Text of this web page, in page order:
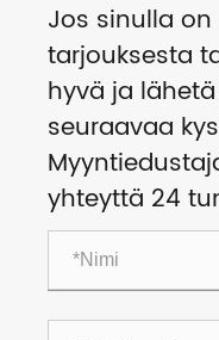
Jos sinulla
tarjouksesta
hyvä ja
seuraavaa
yhteyttä 24